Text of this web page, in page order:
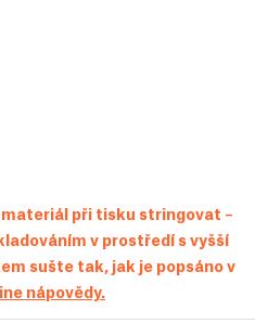
při tisku stringovat –
v prostředí s vyšší
sušte tak, jak je popsáno v
nápovědy.